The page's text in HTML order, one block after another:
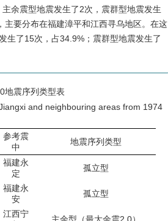
余震型地震发生了2次，震群型地震发生
要分布在福建漳平和江西寻乌地区。在这
生了15次，占34.9%；震群型地震发生了
地震序列类型表
and neighbouring areas from 1974
参考震
中
地震序列类型
福建永
定
孤立型
福建永
安
孤立型
江西宁
主余型（最大余震2.0）